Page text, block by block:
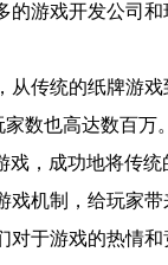
的游戏开发公司
从传统的纸牌游
数也高达数百
戏，成功地将传
戏机制，给玩家
对于游戏的热情